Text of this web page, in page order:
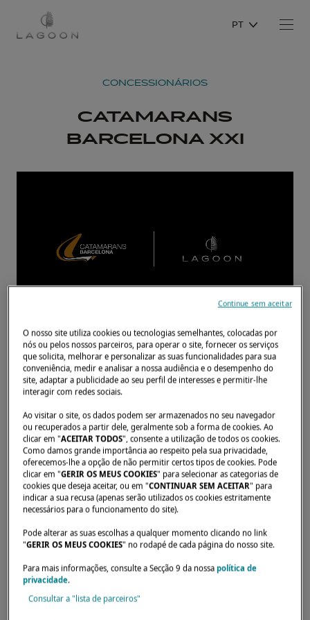
PT
CONCESSIONÁRIOS
CATAMARANS
BARCELONA XXI
Início Concessionários CATAMARANS BARCELONA XXI
O nosso site utiliza cookies ou tecnologias semelhantes, colocadas por
nós ou pelos nossos parceiros, para operar o site, fornecer os serviços
que solicita, melhorar e personalizar as suas funcionalidades para sua
conveniência, medir e analisar a nossa audiência e o desempenho do
site, adaptar a publicidade ao seu perfil de interesses e permitir-lhe
interagir com redes sociais.
Ao visitar o site, os dados podem ser armazenados no seu navegador
ou recuperados a partir dele, geralmente sob a forma de cookies. Ao
clicar em "ACEITAR TODOS", consente a utilização de todos os cookies.
Como damos grande importância ao respeito pela sua privacidade,
oferecemos-lhe a opção de não permitir certos tipos de cookies. Pode
clicar em "GERIR OS MEUS COOKIES" para selecionar as categorias de
cookies que deseja aceitar, ou em "CONTINUAR SEM ACEITAR" para
indicar a sua recusa (apenas serão utilizados os cookies estritamente
necessários para o funcionamento do site).
Pode alterar as suas escolhas a qualquer momento clicando no link
"GERIR OS MEUS COOKIES" no rodapé de cada página do nosso site.
Para mais informações, consulte a Secção 9 da nossapolítica de
privacidade.
Consultar a "lista de parceiros"
Continue sem aceitar